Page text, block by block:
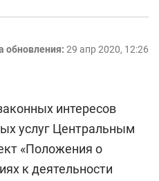
обновления: 29 апр 2020, 12:26
интересов
услуг Центральным
«Положения о
к деятельности